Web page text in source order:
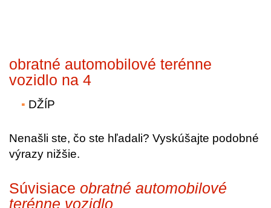
obratné automobilové terénne
vozidlo na 4
DŽÍP
Nenašli ste, čo ste hľadali? Vyskúšajte podobné
výrazy nižšie.
Súvisiace obratné automobilové
terénne vozidlo